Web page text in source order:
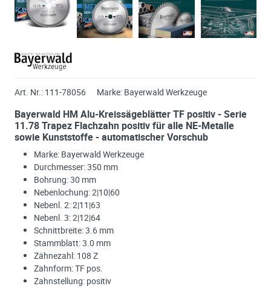
Art. Nr.: 111-78056 Marke: Bayerwald Werkzeuge
Bayerwald HM Alu-Kreissägeblätter TF positiv - Serie
11.78 Trapez Flachzahn positiv für alle NE-Metalle
sowie Kunststoffe - automatischer Vorschub
Marke: Bayerwald Werkzeuge
Durchmesser: 350 mm
Bohrung: 30 mm
Nebenlochung: 2|10|60
Nebenl. 2: 2|11|63
Nebenl. 3: 2|12|64
Schnittbreite: 3.6 mm
Stammblatt: 3.0 mm
Zähnezahl: 108 Z
Zahnform: TF pos.
Zahnstellung: positiv